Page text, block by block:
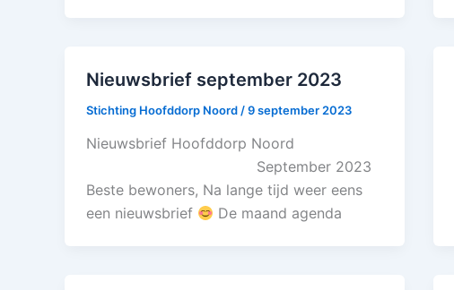
Nieuwsbrief september 2023
Stichting Hoofddorp Noord /9 september 2023
Nieuwsbrief Hoofddorp Noord
September 2023
Beste bewoners, Na lange tijd weer eens
een nieuwsbrief
De maand agenda